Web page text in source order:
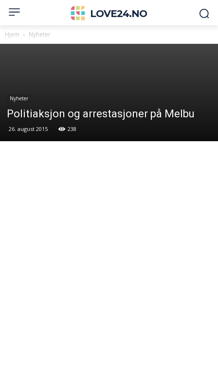
LOVE24.NO
Hjem Nyheter
Nyheter
Politiaksjon og arrestasjoner på Melbu
26. august 2015 238